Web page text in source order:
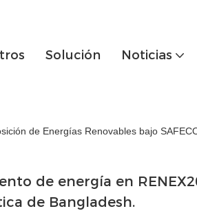
Solución Noticias
de Energías Renovables bajo
de energía en
de Bangladesh.